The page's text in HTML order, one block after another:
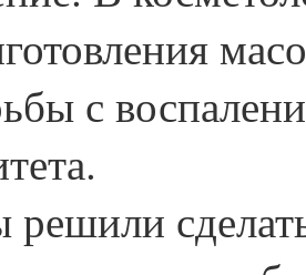
с
решили